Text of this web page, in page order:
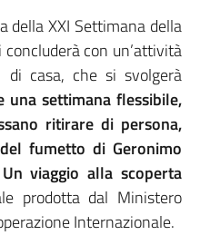
della XXI Settimana della
con un’attività
di casa, che si svolgerà
settimana flessibile,
ritirare di persona,
fumetto di Geronimo
viaggio alla scoperta
prodotta dal Ministero
Internazionale.